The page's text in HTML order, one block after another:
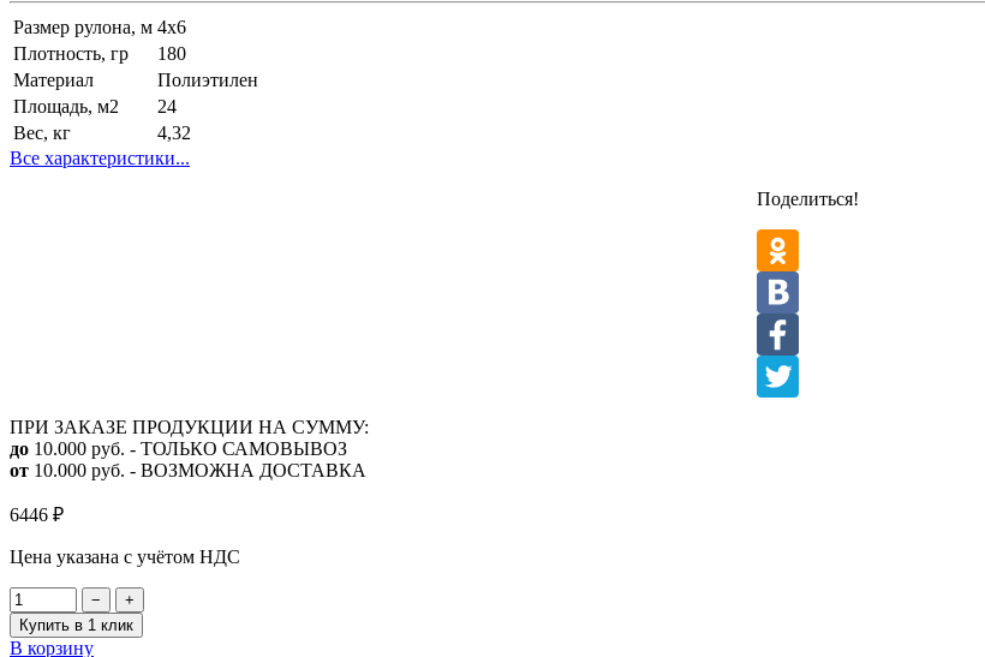
Размер рулона, м 4х6
Плотность, гр
180
Материал
Полиэтилен
Площадь, м2
24
Вес, кг
4,32
Все характеристики...
Поделиться!
ПРИ ЗАКАЗЕ ПРОДУКЦИИ НА СУММУ:
до 10.000 руб. - ТОЛЬКО САМОВЫВОЗ
от 10.000 руб. - ВОЗМОЖНА ДОСТАВКА
6446 ₽
Цена указана с учётом НДС
−
+
Купить в 1 клик
В корзину